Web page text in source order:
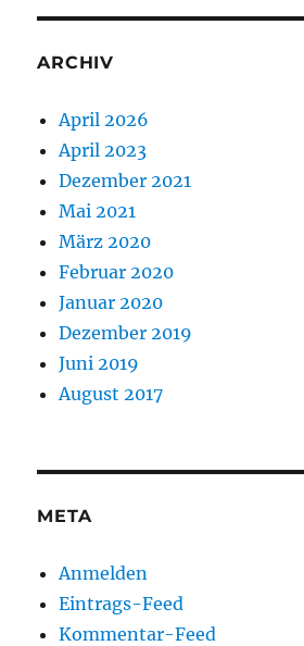
ARCHIV
April 2026
April 2023
Dezember 2021
Mai 2021
März 2020
Februar 2020
Januar 2020
Dezember 2019
Juni 2019
August 2017
META
Anmelden
Eintrags-Feed
Kommentar-Feed